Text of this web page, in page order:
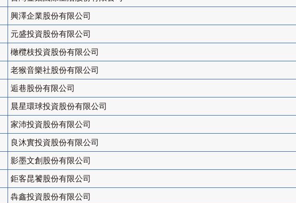
興澤企業股份有限公司
元盛投資股份有限公司
橄欖枝投資股份有限公司
老猴音樂社股份有限公司
逅巷股份有限公司
晨星環球投資股份有限公司
家沛投資股份有限公司
良沐實投資股份有限公司
影墨文創股份有限公司
鉅客昆饕股份有限公司
犇鑫投資股份有限公司